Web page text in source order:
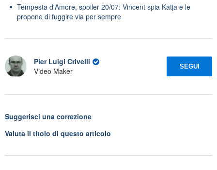
Tempesta d'Amore, spoiler 20/07: Vincent spia Katja e le
propone di fuggire via per sempre
Pier Luigi Crivelli
Video Maker
SEGUI
Suggerisci una correzione
Valuta il titolo di questo articolo